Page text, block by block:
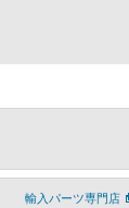
輸入パーツ専門店